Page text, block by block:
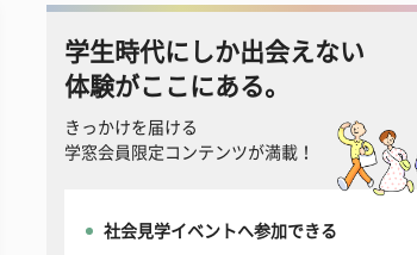
学生時代にしか出会えない
体験がここにある。
きっかけを届ける
学窓会員限定コンテンツが満載！
社会見学イベントへ参加できる